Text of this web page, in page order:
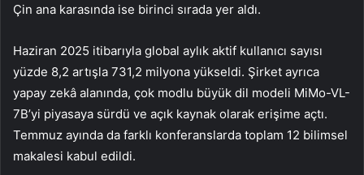
Çin ana karasında ise birinci sırada yer aldı.
Haziran 2025 itibarıyla global aylık aktif kullanıcı sayısı
yüzde 8,2 artışla 731,2 milyona yükseldi. Şirket ayrıca
yapay zekâ alanında, çok modlu büyük dil modeli MiMo-VL-
7B’yi piyasaya sürdü ve açık kaynak olarak erişime açtı.
Temmuz ayında da farklı konferanslarda toplam 12 bilimsel
makalesi kabul edildi.